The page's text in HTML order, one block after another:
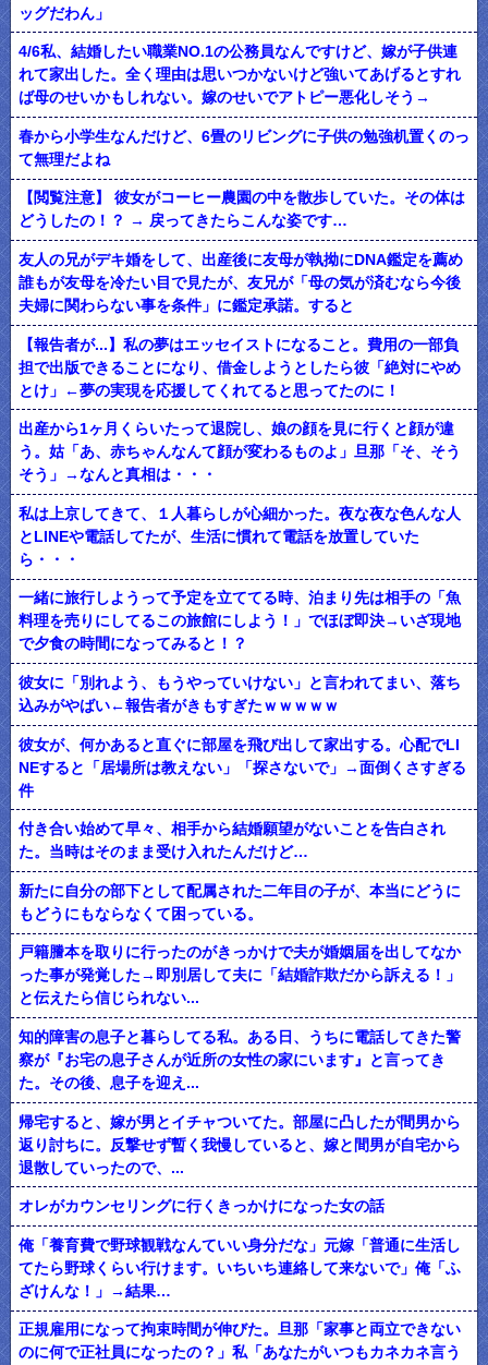
ッグだわん」
4/6私、結婚したい職業NO.1の公務員なんですけど、嫁が子供連
れて家出した。全く理由は思いつかないけど強いてあげるとすれ
ば母のせいかもしれない。嫁のせいでアトピー悪化しそう→
春から小学生なんだけど、6畳のリビングに子供の勉強机置くのっ
て無理だよね
【閲覧注意】 彼女がコーヒー農園の中を散歩していた。その体は
どうしたの！？ → 戻ってきたらこんな姿です…
友人の兄がデキ婚をして、出産後に友母が執拗にDNA鑑定を薦め
誰もが友母を冷たい目で見たが、友兄が「母の気が済むなら今後
夫婦に関わらない事を条件」に鑑定承諾。すると
【報告者が...】私の夢はエッセイストになること。費用の一部負
担で出版できることになり、借金しようとしたら彼「絶対にやめ
とけ」←夢の実現を応援してくれてると思ってたのに！
出産から1ヶ月くらいたって退院し、娘の顔を見に行くと顔が違
う。姑「あ、赤ちゃんなんて顔が変わるものよ」旦那「そ、そう
そう」→なんと真相は・・・
私は上京してきて、１人暮らしが心細かった。夜な夜な色んな人
とLINEや電話してたが、生活に慣れて電話を放置していた
ら・・・
一緒に旅行しようって予定を立ててる時、泊まり先は相手の「魚
料理を売りにしてるこの旅館にしよう！」でほぼ即決→いざ現地
で夕食の時間になってみると！？
彼女に「別れよう、もうやっていけない」と言われてまい、落ち
込みがやばい←報告者がきもすぎたｗｗｗｗｗ
彼女が、何かあると直ぐに部屋を飛び出して家出する。心配でLI
NEすると「居場所は教えない」「探さないで」→面倒くさすぎる
件
付き合い始めて早々、相手から結婚願望がないことを告白され
た。当時はそのまま受け入れたんだけど…
新たに自分の部下として配属された二年目の子が、本当にどうに
もどうにもならなくて困っている。
戸籍謄本を取りに行ったのがきっかけで夫が婚姻届を出してなか
った事が発覚した→即別居して夫に「結婚詐欺だから訴える！」
と伝えたら信じられない...
知的障害の息子と暮らしてる私。ある日、うちに電話してきた警
察が『お宅の息子さんが近所の女性の家にいます』と言ってき
た。その後、息子を迎え...
帰宅すると、嫁が男とイチャついてた。部屋に凸したが間男から
返り討ちに。反撃せず暫く我慢していると、嫁と間男が自宅から
退散していったので、...
オレがカウンセリングに行くきっかけになった女の話
俺「養育費で野球観戦なんていい身分だな」元嫁「普通に生活し
てたら野球くらい行けます。いちいち連絡して来ないで」俺「ふ
ざけんな！」→結果…
正規雇用になって拘束時間が伸びた。旦那「家事と両立できない
のに何で正社員になったの？」私「あなたがいつもカネカネ言う